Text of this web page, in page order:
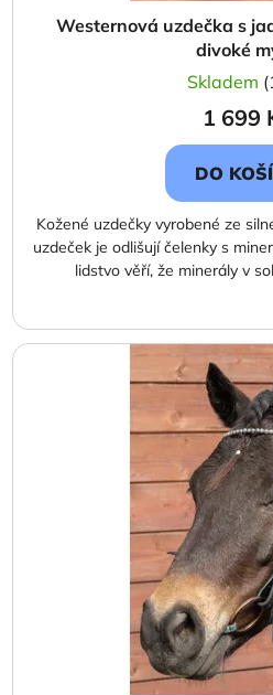
Westernová uzdečka s
divoké
Skladem
1 699
DO
Kožené uzdečky vyrobené ze
uzdeček je odlišují čelenky s
lidstvo věří, že minerály v